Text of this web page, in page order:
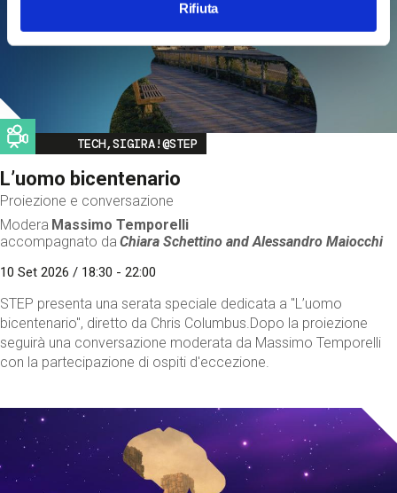
Rifiuta
Image
TECH,SIGIRA!@STEP
L’uomo bicentenario
Proiezione e conversazione
Modera Massimo Temporelli
accompagnato da Chiara Schettino andAlessandro Maiocchi
10 Set 2026 / 18:30 - 22:00
STEP presenta una serata speciale dedicata a "L’uomo
bicentenario", diretto da Chris Columbus.Dopo la proiezione
seguirà una conversazione moderata da Massimo Temporelli
con la partecipazione di ospiti d'eccezione.